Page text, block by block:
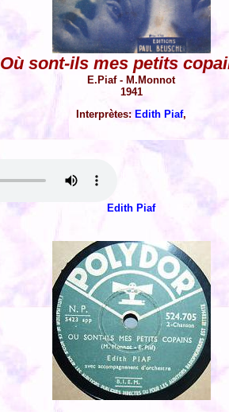
Où sont-ils mes petits
E.Piaf - M.Monnot
1941
Interprètes: Edith Piaf,
Edith Piaf